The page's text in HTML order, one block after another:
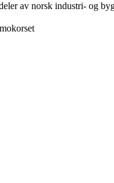
av norsk industri- og